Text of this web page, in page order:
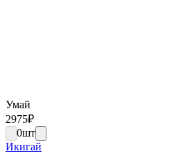
Умай
2975₽
0шт
Икигай